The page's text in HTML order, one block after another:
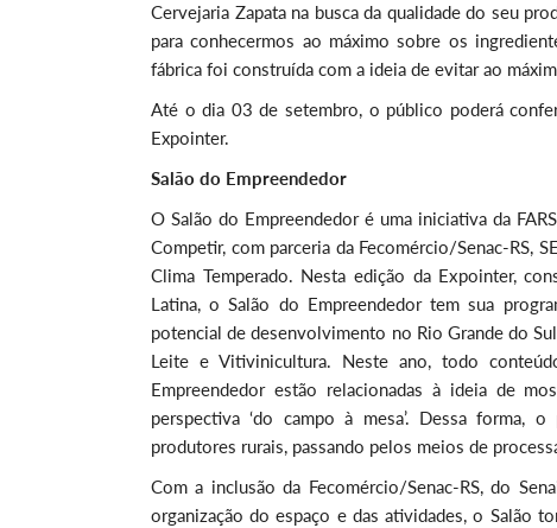
Cervejaria Zapata na busca da qualidade do seu
para conhecermos ao máximo sobre os
fábrica foi construída com a ideia de evitar ao
Até o dia 03 de setembro, o público poderá
Expointer.
Salão do Empreendedor
O Salão do Empreendedor é uma iniciativa da
Competir, com parceria da Fecomércio/Senac-RS,
Clima Temperado. Nesta edição da Expointer,
Latina, o Salão do Empreendedor tem sua
potencial de desenvolvimento no Rio Grande do
Leite e Vitivinicultura. Neste ano, todo
Empreendedor estão relacionadas à ideia de
perspectiva ‘do campo à mesa’. Dessa
produtores rurais, passando pelos meios de
Com a inclusão da Fecomércio/Senac-RS, do
organização do espaço e das atividades, o Salão